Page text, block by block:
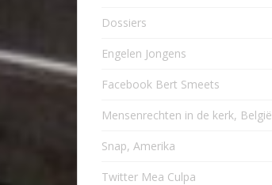
Dossiers
Engelen Jongens
Facebook Bert Smeets
Mensenrechten in de kerk, België
Snap, Amerika
Twitter Mea Culpa